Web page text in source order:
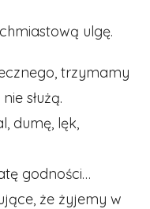
ulgę.
trzymamy
służą.
dumę, lęk,
godności…
że żyjemy w